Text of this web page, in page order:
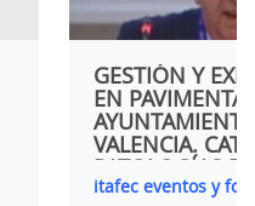
GESTIÓN Y
EN
VALENCIA.
PATOLOGÍAS
PAVIMENTOS
itafec eventos y